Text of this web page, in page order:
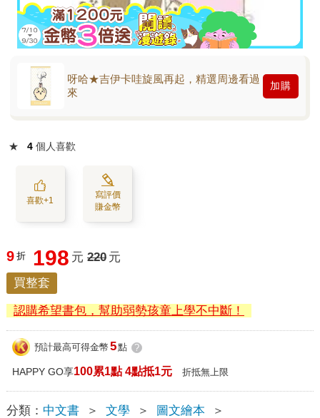
呀哈★吉伊卡哇旋風再起，精選周邊看過
來
加購
★ 4 個人喜歡
喜歡+1
寫評價
賺金幣
9 折 198 元 220 元
買整套
認購希望書包，幫助弱勢孩童上學不中斷！
預計最高可得金幣 5點 ?
HAPPY GO享100累1點 4點抵1元 折抵無上限
分類： 中文書 ＞ 文學 ＞ 圖文繪本
＞